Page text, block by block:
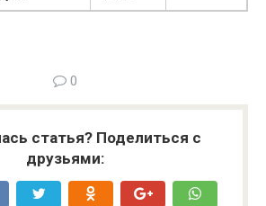
0
статья? Поделиться с
друзьями: